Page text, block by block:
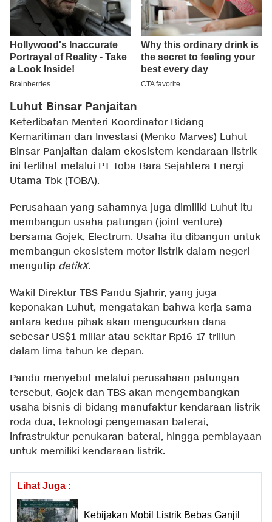
Luhut Binsar Panjaitan
Keterlibatan Menteri Koordinator Bidang
Kemaritiman dan Investasi (Menko Marves) Luhut
Binsar Panjaitan dalam ekosistem kendaraan listrik
ini terlihat melalui PT Toba Bara Sejahtera Energi
Utama Tbk (TOBA).
Perusahaan yang sahamnya juga dimiliki Luhut itu
membangun usaha patungan (joint venture)
bersama Gojek, Electrum. Usaha itu dibangun untuk
membangun ekosistem motor listrik dalam negeri
mengutip detikX.
Wakil Direktur TBS Pandu Sjahrir, yang juga
keponakan Luhut, mengatakan bahwa kerja sama
antara kedua pihak akan mengucurkan dana
sebesar US$1 miliar atau sekitar Rp16-17 triliun
dalam lima tahun ke depan.
Pandu menyebut melalui perusahaan patungan
tersebut, Gojek dan TBS akan mengembangkan
usaha bisnis di bidang manufaktur kendaraan listrik
roda dua, teknologi pengemasan baterai,
infrastruktur penukaran baterai, hingga pembiayaan
untuk memiliki kendaraan listrik.
Lihat Juga :
Kebijakan Mobil Listrik Bebas Ganjil